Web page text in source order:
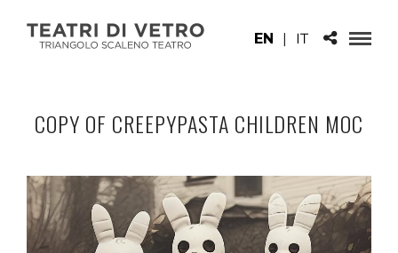
EN | IT
COPY OF CREEPYPASTA CHILDREN MOC